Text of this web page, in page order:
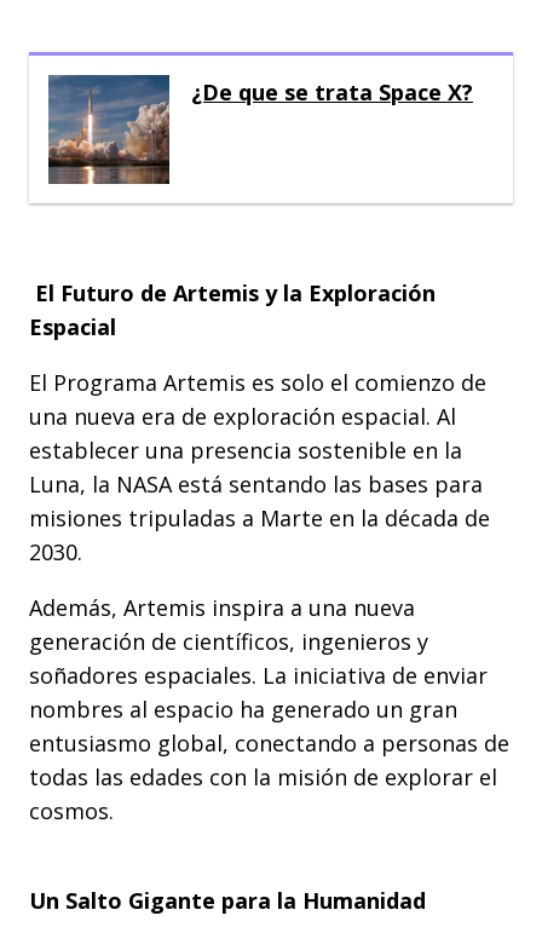
¿De que se trata Space X?
El Futuro de Artemis y la Exploración
Espacial
El Programa Artemis es solo el comienzo de
una nueva era de exploración espacial. Al
establecer una presencia sostenible en la
Luna, la NASA está sentando las bases para
misiones tripuladas a Marte en la década de
2030.
Además, Artemis inspira a una nueva
generación de científicos, ingenieros y
soñadores espaciales. La iniciativa de enviar
nombres al espacio ha generado un gran
entusiasmo global, conectando a personas de
todas las edades con la misión de explorar el
cosmos.
Un Salto Gigante para la Humanidad